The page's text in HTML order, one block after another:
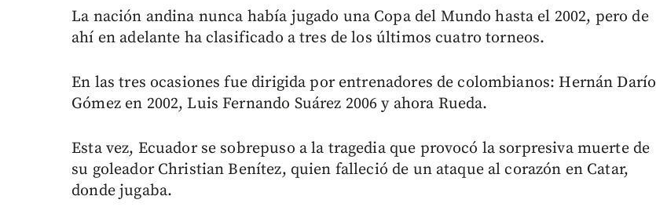
La nación andina nunca había jugado una Copa del Mundo hasta el 2002, pero de
ahí en adelante ha clasificado a tres de los últimos cuatro torneos.
En las tres ocasiones fue dirigida por entrenadores de colombianos: Hernán Darío
Gómez en 2002, Luis Fernando Suárez 2006 y ahora Rueda.
Esta vez, Ecuador se sobrepuso a la tragedia que provocó la sorpresiva muerte de
su goleador Christian Benítez, quien falleció de un ataque al corazón en Catar,
donde jugaba.